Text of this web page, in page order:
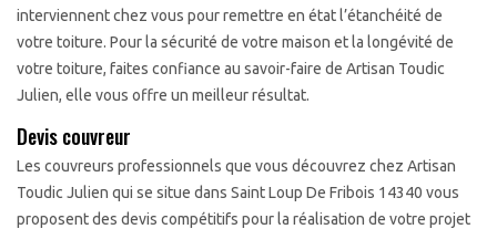
interviennent chez vous pour remettre en état l’étanchéité de
votre toiture. Pour la sécurité de votre maison et la longévité de
votre toiture, faites confiance au savoir-faire de Artisan Toudic
Julien, elle vous offre un meilleur résultat.
Devis couvreur
Les couvreurs professionnels que vous découvrez chez Artisan
Toudic Julien qui se situe dans Saint Loup De Fribois 14340 vous
proposent des devis compétitifs pour la réalisation de votre projet